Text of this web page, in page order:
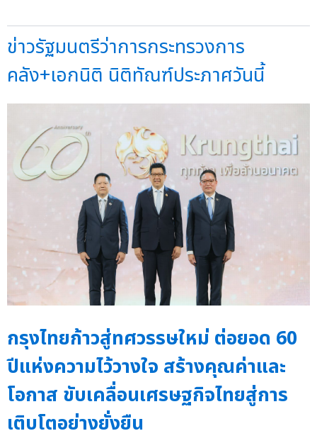
ข่าวรัฐมนตรีว่าการกระทรวงการ
คลัง+เอกนิติ นิติทัณฑ์ประภาศวันนี้
กรุงไทยก้าวสู่ทศวรรษใหม่ ต่อยอด 60
ปีแห่งความไว้วางใจ สร้างคุณค่าและ
โอกาส ขับเคลื่อนเศรษฐกิจไทยสู่การ
เติบโตอย่างยั่งยืน